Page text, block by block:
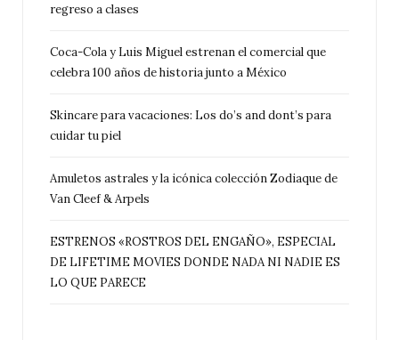
regreso a clases
Coca-Cola y Luis Miguel estrenan el comercial que
celebra 100 años de historia junto a México
Skincare para vacaciones: Los do’s and dont’s para
cuidar tu piel
Amuletos astrales y la icónica colección Zodiaque de
Van Cleef & Arpels
ESTRENOS «ROSTROS DEL ENGAÑO», ESPECIAL
DE LIFETIME MOVIES DONDE NADA NI NADIE ES
LO QUE PARECE